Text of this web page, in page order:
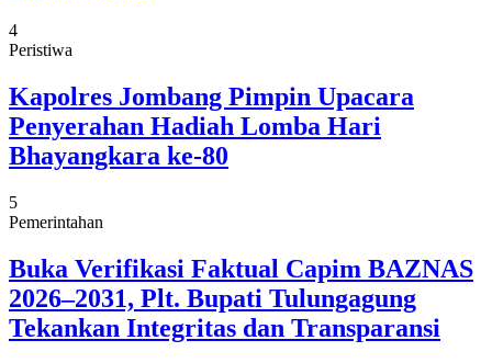
4
Peristiwa
Kapolres Jombang Pimpin Upacara
Penyerahan Hadiah Lomba Hari
Bhayangkara ke-80
5
Pemerintahan
Buka Verifikasi Faktual Capim BAZNAS
2026–2031, Plt. Bupati Tulungagung
Tekankan Integritas dan Transparansi